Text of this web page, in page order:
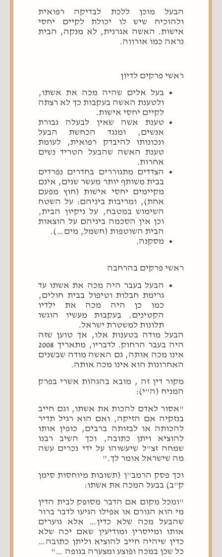
הבעל מוכן ללכת לבדיקה רפואית
ולהוכיח שיש לו יכולת לקיים יחסי
אישות. האשה אגרנית, לא מנקה, הבית
נראה כמו אורווה.
ראשי פרקים לדיון
בעל אלים שהיה מכה את אשתו,
ולטענת האשה בעקבות כך לא רצתה
לקיים יחסי אישות.
טענת אשה שאין לבעלה גבורת
אנשים, ומנגד הכחשת הבעל
ונכונותו להיבדק רפואית, לעומת
טענת האשה שהבעל הטריד נשים
אחרות.
הצדדים מתגוררים בחדרים נפרדים
בבית משותף יותר מעשר שנים, אינם
מקיימים יחסי אישות (חוץ מפעם
אחת), ומריבות ביניהם: על השטח
השימוש במטבח, על ניקיון הבית,
וכן אין הסכמה ביניהם על הוצאות
הבית השוטפות (חשמל, מים…).
מסקנה.
ראשי פרקים בהרחבה
הבעל בעבר היה מכה את אשתו עד
גרימת חבלות וטיפול בבית חולים,
כמו כן היה מכה את ילדיו
הקטינים. בעקבות מעשיו הוגשו
תלונות למשטרת ישראל.
הבעל מודה בטענות אלו, אך טוען שזה
היה בעבר הרחוק. לדבריו, מתאריך 2008
אינו מכה אותה, גם האשה מודה שבשנים
האחרונות הוא אינו מכה אותה.
מקור דין זה , מובא בהגהות אשרי בפרק
המניח (ה"י):
"אסור לאדם להכות את אשתו, וגם חייב
בנזקיה אם הזיקה, ואם הוא רגיל תדיר
להכותה או לבזותה ברבים, כופין אותו
להוציא ויתן כתובה, וכך השיב רבנו
שמחה זצ"ל שיעשוהו על ידי נכרים עשה
מה שישראל אומר לך."
וכך פסק הרמב"ן (תשובות מיוחסות סימן
ק"ב) בבעל המכה את אשתו:
"ומכל מקום אם הדבר מסופק לבית הדין
מי הוא הגורם או אפילו הגיעו לדבר ברור
שהבעל מכה שלא כדין… אלא גוערים
אותו ומייסרין ומודיעין שאם יכה שלא
כדין שיהיה חייב להוציא וליתן כתובה…
כל שכן במכה ופוצע ומצערה בגופה …"